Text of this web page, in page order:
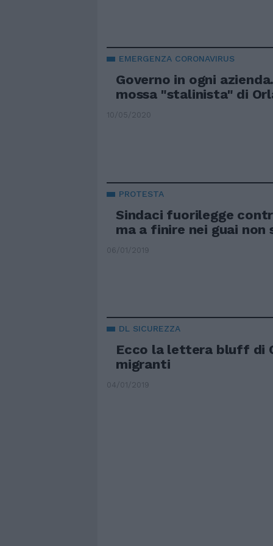
EMERGENZA CORONAVIRUS
Governo in ogni
mossa "stalinista" di
10/05/2020
PROTESTA
Sindaci fuorilegge
ma a finire nei guai non
06/01/2019
DL SICUREZZA
Ecco la lettera bluff di
migranti
04/01/2019